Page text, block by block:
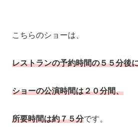
こちらのショーは、
レストランの予約時間の５５分後
ショーの公演時間は２０分間、
所要時間は約７５分です。